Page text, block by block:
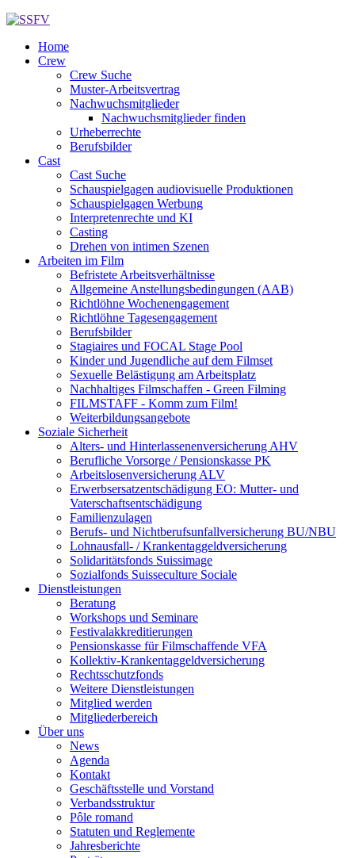
Home
Crew
Crew Suche
Muster-Arbeitsvertrag
Nachwuchsmitglieder
Nachwuchsmitglieder finden
Urheberrechte
Berufsbilder
Cast
Cast Suche
Schauspielgagen audiovisuelle Produktionen
Schauspielgagen Werbung
Interpretenrechte und KI
Casting
Drehen von intimen Szenen
Arbeiten im Film
Befristete Arbeitsverhältnisse
Allgemeine Anstellungsbedingungen (AAB)
Richtlöhne Wochenengagement
Richtlöhne Tagesengagement
Berufsbilder
Stagiaires und FOCAL Stage Pool
Kinder und Jugendliche auf dem Filmset
Sexuelle Belästigung am Arbeitsplatz
Nachhaltiges Filmschaffen - Green Filming
FILMSTAFF - Komm zum Film!
Weiterbildungsangebote
Soziale Sicherheit
Alters- und Hinterlassenenversicherung AHV
Berufliche Vorsorge / Pensionskasse PK
Arbeitslosenversicherung ALV
Erwerbsersatzentschädigung EO: Mutter- und
Vaterschaftsentschädigung
Familienzulagen
Berufs- und Nichtberufsunfallversicherung BU/NBU
Lohnausfall- / Krankentaggeldversicherung
Solidaritätsfonds Suissimage
Sozialfonds Suisseculture Sociale
Dienstleistungen
Beratung
Workshops und Seminare
Festivalakkreditierungen
Pensionskasse für Filmschaffende VFA
Kollektiv-Krankentaggeldversicherung
Rechtsschutzfonds
Weitere Dienstleistungen
Mitglied werden
Mitgliederbereich
Über uns
News
Agenda
Kontakt
Geschäftsstelle und Vorstand
Verbandsstruktur
Pôle romand
Statuten und Reglemente
Jahresberichte